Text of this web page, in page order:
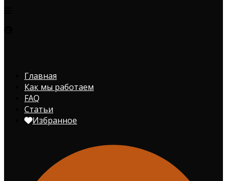
Главная
Как мы работаем
FAQ
Статьи
Избранное